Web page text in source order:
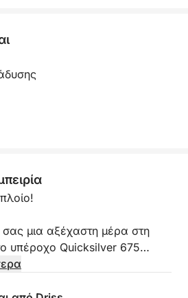
μια αξέχαστη μέρα στη
υπέροχο Quicksilver 675
άνετο σκάφος, ιδανικό